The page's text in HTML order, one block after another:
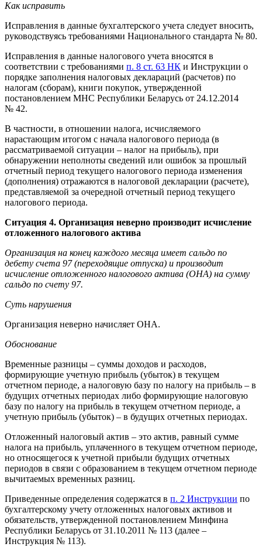
Как исправить
Исправления в данные бухгалтерского учета следует вносить,
руководствуясь требованиями Национального стандарта № 80.
Исправления в данные налогового учета вносятся в
соответствии с требованиями п. 8 ст. 63 НК и Инструкции о
порядке заполнения налоговых деклараций (расчетов) по
налогам (сборам), книги покупок, утвержденной
постановлением МНС Республики Беларусь от 24.12.2014
№ 42.
В частности, в отношении налога, исчисляемого
нарастающим итогом с начала налогового периода (в
рассматриваемой ситуации – налог на прибыль), при
обнаружении неполноты сведений или ошибок за прошлый
отчетный период текущего налогового периода изменения
(дополнения) отражаются в налоговой декларации (расчете),
представляемой за очередной отчетный период текущего
налогового периода.
Ситуация 4. Организация неверно производит исчисление
отложенного налогового актива
Организация на конец каждого месяца имеет сальдо по
дебету счета 97 (переходящие отпуска) и производит
исчисление отложенного налогового актива (ОНА) на сумму
сальдо по счету 97.
Суть нарушения
Организация неверно начисляет ОНА.
Обоснование
Временные разницы – суммы доходов и расходов,
формирующие учетную прибыль (убыток) в текущем
отчетном периоде, а налоговую базу по налогу на прибыль – в
будущих отчетных периодах либо формирующие налоговую
базу по налогу на прибыль в текущем отчетном периоде, а
учетную прибыль (убыток) – в будущих отчетных периодах.
Отложенный налоговый актив – это актив, равный сумме
налога на прибыль, уплаченного в текущем отчетном периоде,
но относящегося к учетной прибыли будущих отчетных
периодов в связи с образованием в текущем отчетном периоде
вычитаемых временных разниц.
Приведенные определения содержатся в п. 2 Инструкции по
бухгалтерскому учету отложенных налоговых активов и
обязательств, утвержденной постановлением Минфина
Республики Беларусь от 31.10.2011 № 113 (далее –
Инструкция № 113).